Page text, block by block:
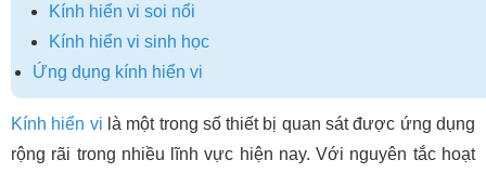
Kính hiển vi soi nổi
Kính hiển vi sinh học
Ứng dụng kính hiển vi
Kính hiển vi là một trong số thiết bị quan sát được ứng dụng
rộng rãi trong nhiều lĩnh vực hiện nay. Với nguyên tắc hoạt